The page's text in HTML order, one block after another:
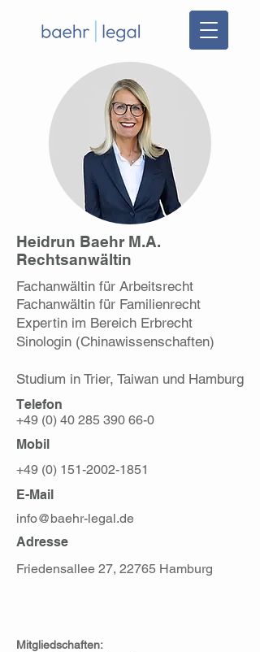
Heidrun Baehr M.A.
Rechtsanwältin
Fachanwältin für Arbeitsrecht
Fachanwältin für Familienrecht
Expertin im Bereich Erbrecht
Sinologin (Chinawissenschaften)
Studium in Trier, Taiwan und Hamburg
Telefon
+49 (0) 40 285 390 66-0
Mobil
+49 (0) 151-2002-1851
E-Mail
info@baehr-legal.de
Adresse
Friedensallee 27, 22765 Hamburg
Mitgliedschaften: